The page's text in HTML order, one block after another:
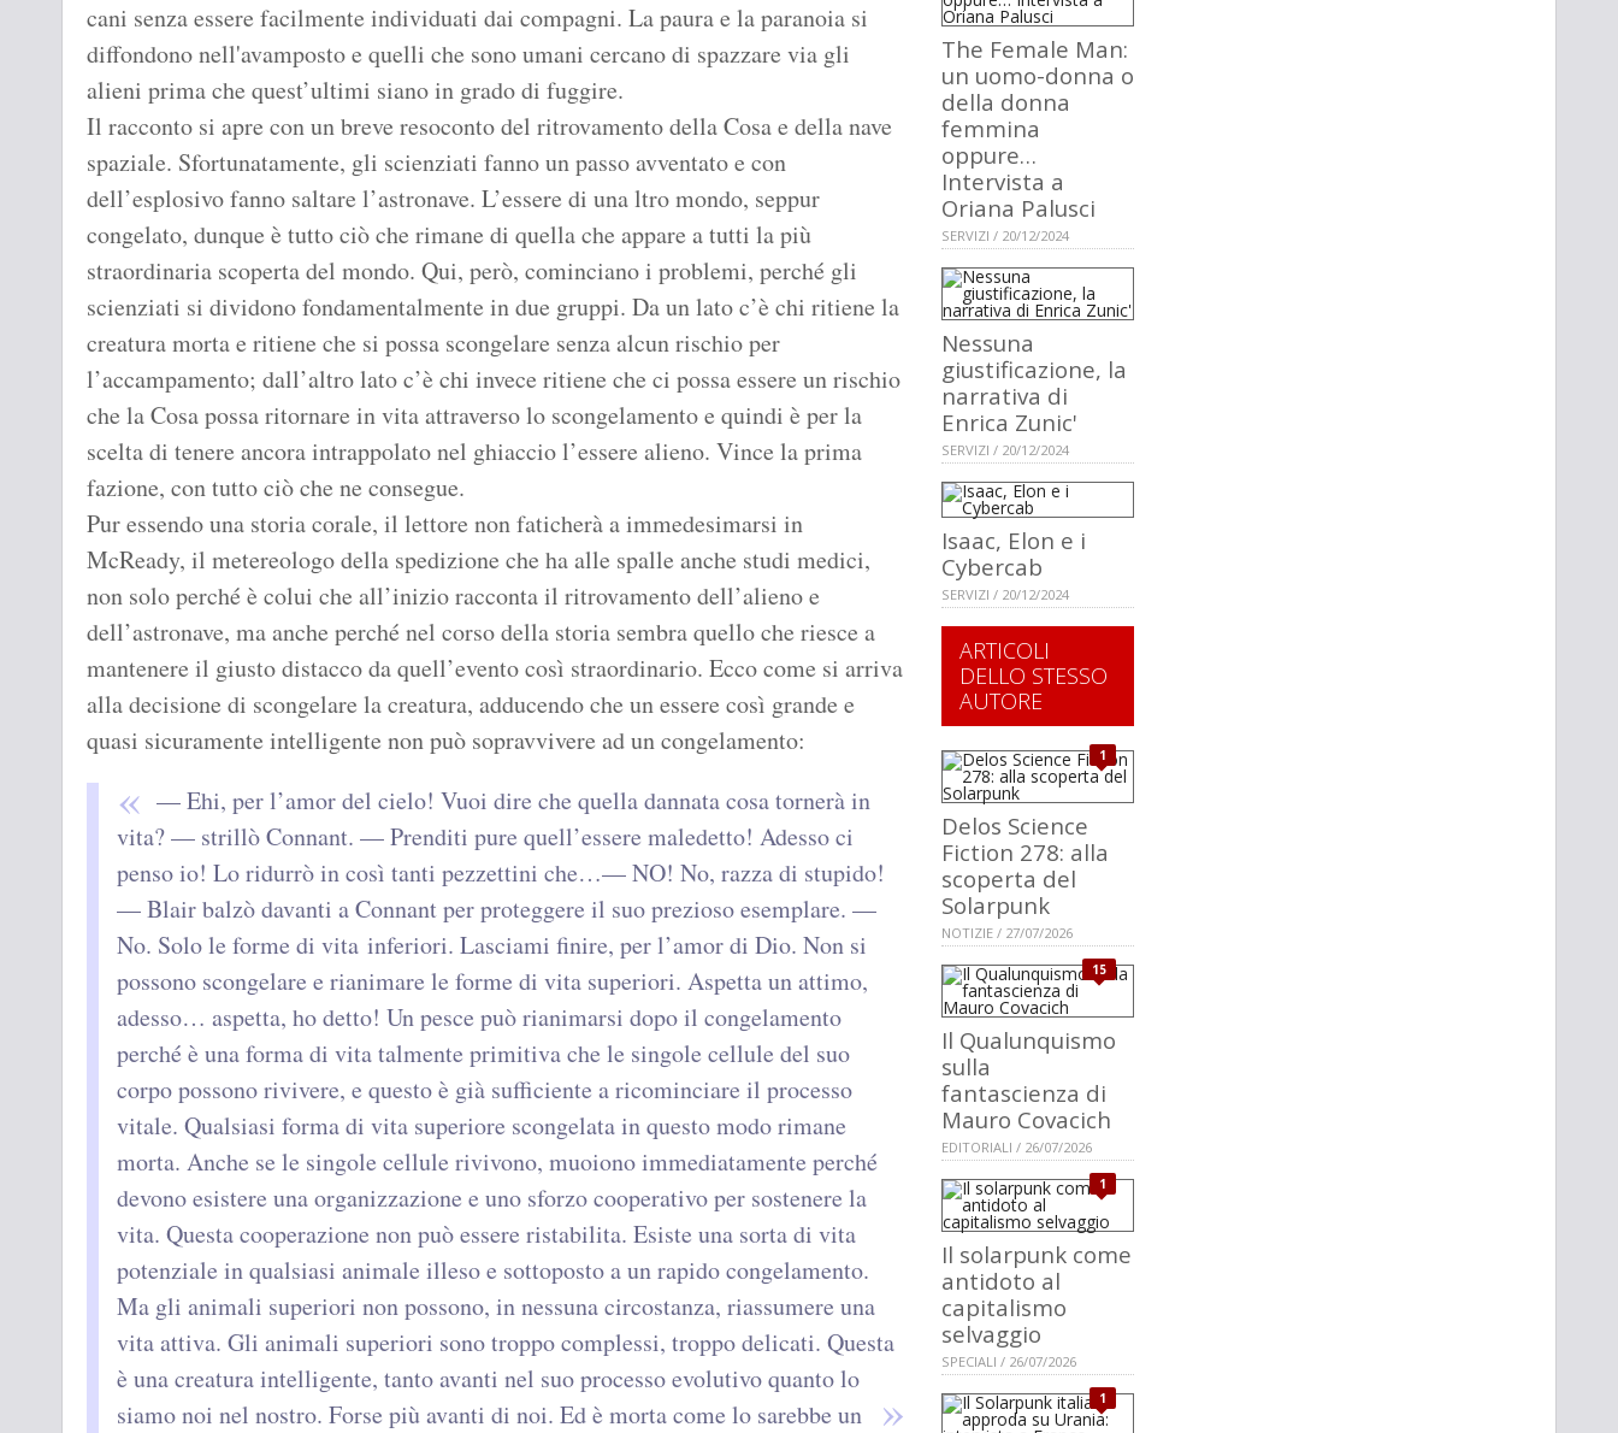
cani senza essere facilmente individuati dai compagni. La paura e la paranoia si
diffondono nell'avamposto e quelli che sono umani cercano di spazzare via gli
alieni prima che quest’ultimi siano in grado di fuggire.
Il racconto si apre con un breve resoconto del ritrovamento della Cosa e della nave
spaziale. Sfortunatamente, gli scienziati fanno un passo avventato e con
dell’esplosivo fanno saltare l’astronave. L’essere di una ltro mondo, seppur
congelato, dunque è tutto ciò che rimane di quella che appare a tutti la più
straordinaria scoperta del mondo. Qui, però, cominciano i problemi, perché gli
scienziati si dividono fondamentalmente in due gruppi. Da un lato c’è chi ritiene la
creatura morta e ritiene che si possa scongelare senza alcun rischio per
l’accampamento; dall’altro lato c’è chi invece ritiene che ci possa essere un rischio
che la Cosa possa ritornare in vita attraverso lo scongelamento e quindi è per la
scelta di tenere ancora intrappolato nel ghiaccio l’essere alieno. Vince la prima
fazione, con tutto ciò che ne consegue.
Pur essendo una storia corale, il lettore non faticherà a immedesimarsi in
McReady, il metereologo della spedizione che ha alle spalle anche studi medici,
non solo perché è colui che all’inizio racconta il ritrovamento dell’alieno e
dell’astronave, ma anche perché nel corso della storia sembra quello che riesce a
mantenere il giusto distacco da quell’evento così straordinario. Ecco come si arriva
alla decisione di scongelare la creatura, adducendo che un essere così grande e
quasi sicuramente intelligente non può sopravvivere ad un congelamento:
— Ehi, per l’amor del cielo! Vuoi dire che quella dannata cosa tornerà in
vita? — strillò Connant. — Prenditi pure quell’essere maledetto! Adesso ci
penso io! Lo ridurrò in così tanti pezzettini che…— NO! No, razza di stupido!
— Blair balzò davanti a Connant per proteggere il suo prezioso esemplare. —
No. Solo le forme di vita inferiori. Lasciami finire, per l’amor di Dio. Non si
possono scongelare e rianimare le forme di vita superiori. Aspetta un attimo,
adesso… aspetta, ho detto! Un pesce può rianimarsi dopo il congelamento
perché è una forma di vita talmente primitiva che le singole cellule del suo
corpo possono rivivere, e questo è già sufficiente a ricominciare il processo
vitale. Qualsiasi forma di vita superiore scongelata in questo modo rimane
morta. Anche se le singole cellule rivivono, muoiono immediatamente perché
devono esistere una organizzazione e uno sforzo cooperativo per sostenere la
vita. Questa cooperazione non può essere ristabilita. Esiste una sorta di vita
potenziale in qualsiasi animale illeso e sottoposto a un rapido congelamento.
Ma gli animali superiori non possono, in nessuna circostanza, riassumere una
vita attiva. Gli animali superiori sono troppo complessi, troppo delicati. Questa
è una creatura intelligente, tanto avanti nel suo processo evolutivo quanto lo
siamo noi nel nostro. Forse più avanti di noi. Ed è morta come lo sarebbe un
The Female Man:
un uomo-donna o
della donna
femmina
oppure…
Intervista a
Oriana Palusci
SERVIZI / 20/12/2024
Nessuna
giustificazione, la
narrativa di
Enrica Zunic'
SERVIZI / 20/12/2024
Isaac, Elon e i
Cybercab
SERVIZI / 20/12/2024
ARTICOLI
DELLO STESSO
AUTORE
1
Delos Science
Fiction 278: alla
scoperta del
Solarpunk
NOTIZIE / 27/07/2026
15
Il Qualunquismo
sulla
fantascienza di
Mauro Covacich
EDITORIALI / 26/07/2026
1
Il solarpunk come
antidoto al
capitalismo
selvaggio
SPECIALI / 26/07/2026
1